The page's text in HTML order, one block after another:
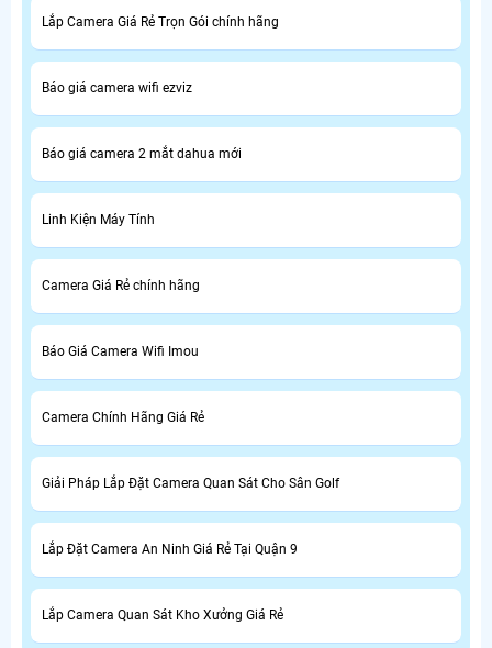
Lắp Camera Giá Rẻ Trọn Gói chính hãng
Báo giá camera wifi ezviz
Báo giá camera 2 mắt dahua mới
Linh Kiện Máy Tính
Camera Giá Rẻ chính hãng
Báo Giá Camera Wifi Imou
Camera Chính Hãng Giá Rẻ
Giải Pháp Lắp Đặt Camera Quan Sát Cho Sân Golf
Lắp Đặt Camera An Ninh Giá Rẻ Tại Quận 9
Lắp Camera Quan Sát Kho Xưởng Giá Rẻ